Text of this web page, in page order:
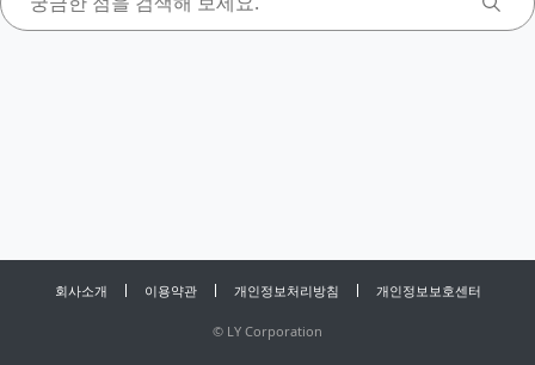
회사소개 이용약관 개인정보처리방침 개인정보보호센터
© LY Corporation